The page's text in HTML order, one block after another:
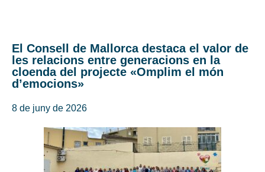
El Consell de Mallorca destaca el valor de
les relacions entre generacions en la
cloenda del projecte «Omplim el món
d’emocions»
8 de juny de 2026